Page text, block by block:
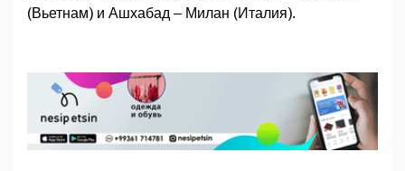
(Вьетнам) и Ашхабад – Милан (Италия).